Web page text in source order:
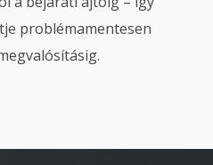
problémamentesen